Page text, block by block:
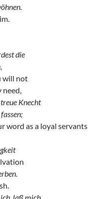
die
will not
Knecht
word as a loyal servants
laß mich